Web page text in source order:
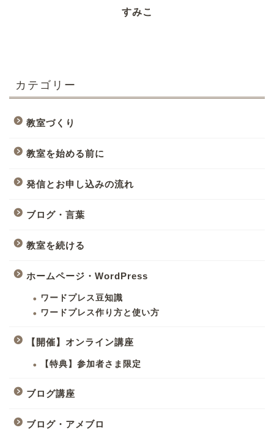
すみこ
カテゴリー
教室づくり
教室を始める前に
発信とお申し込みの流れ
ブログ・言葉
教室を続ける
ホームページ・WordPress
ワードプレス豆知識
ワードプレス作り方と使い方
【開催】オンライン講座
【特典】参加者さま限定
ブログ講座
ブログ・アメブロ